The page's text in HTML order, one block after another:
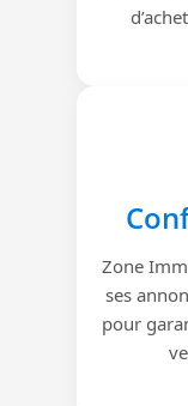
Zone
ses
pour